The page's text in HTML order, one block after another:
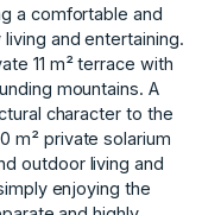
a comfortable and
and entertaining.
11 m² terrace with
mountains. A
character to the
m² private solarium
outdoor living and
enjoying the